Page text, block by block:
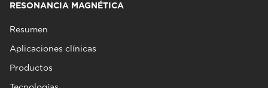
RESONANCIA MAGNÉTICA
Resumen
Aplicaciones clínicas
Productos